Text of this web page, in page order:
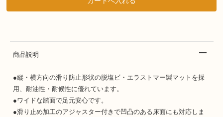
商品説明
●縦・横方向の滑り防止形状の脱塩ビ・エラストマー製マットを採
用、耐油性・耐候性に優れています。
●ワイドな踏面で足元安心です。
●滑り止め加工のアジャスター付きで凹凸のある床面にも対応しま